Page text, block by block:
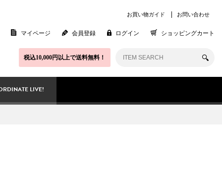
お買い物ガイド お問い合わせ
マイページ 会員登録 ログイン ショッピングカート
税込10,000円以上で送料無料！
LIVE!